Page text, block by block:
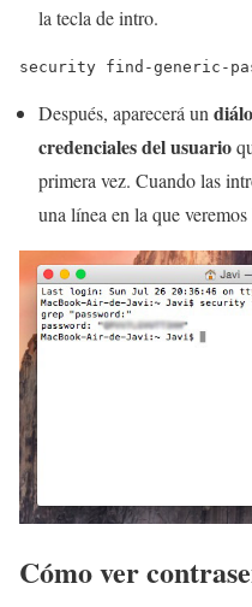
la tecla de intro.
security find-generic-
Después, aparecerá un
credenciales del usuario
primera vez. Cuando las
una línea en la que
Cómo ver